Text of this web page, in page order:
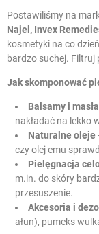
Postawiliśmy na
Najel, Invex
kosmetyki na co
bardzo suchej. Filtruj
Jak skomponować
Balsamy i masła
nakładać na lekko
Naturalne oleje
czy olej emu
Pielęgnacja
m.in. do skóry
przesuszenie.
Akcesoria i
ałun), pumeks